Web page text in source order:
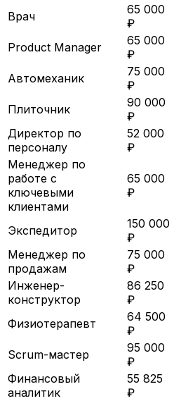
Врач
65 000
₽
Product Manager
65 000
₽
Автомеханик
75 000
₽
Плиточник
90 000
₽
Директор по
персоналу
52 000
₽
Менеджер по
работе с
ключевыми
клиентами
65 000
₽
Экспедитор
150 000
₽
Менеджер по
продажам
75 000
₽
Инженер-
конструктор
86 250
₽
Физиотерапевт
64 500
₽
Scrum-мастер
95 000
₽
Финансовый
аналитик
55 825
₽